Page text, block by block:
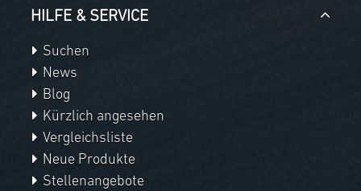
HILFE & SERVICE
Suchen
News
Blog
Kürzlich angesehen
Vergleichsliste
Neue Produkte
Stellenangebote